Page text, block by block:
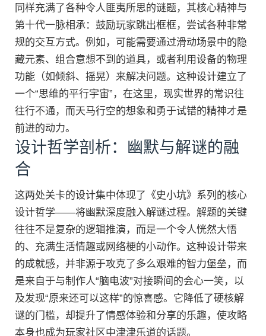
同样充满了各种令人匪夷所思的谜题，其核心精神与
第十代一脉相承：鼓励玩家跳出框框，尝试各种非常
规的交互方式。例如，可能需要通过滑动场景中的隐
藏元素、组合意想不到的道具，或者利用设备的物理
功能（如倾斜、摇晃）来解决问题。这种设计建立了
一个“思维的平行宇宙”，在这里，现实世界的常识往
往行不通，而天马行空的想象和勇于试错的精神才是
前进的动力。
设计哲学剖析：幽默与解谜的融
合
这两处关卡的设计集中体现了《史小坑》系列的核心
设计哲学——将幽默深度融入解谜过程。解题的关键
往往不是复杂的逻辑推演，而是一个令人恍然大悟
的、充满生活情趣或网络梗的小动作。这种设计带来
的成就感，并非源于攻克了多么艰难的智力堡垒，而
是来自于与制作人“脑电波”对接瞬间的会心一笑，以
及发现“原来还可以这样”的惊喜感。它降低了硬核解
谜的门槛，却提升了情感体验和分享的乐趣，使攻略
本身也成为玩家社区中津津乐道的话题。